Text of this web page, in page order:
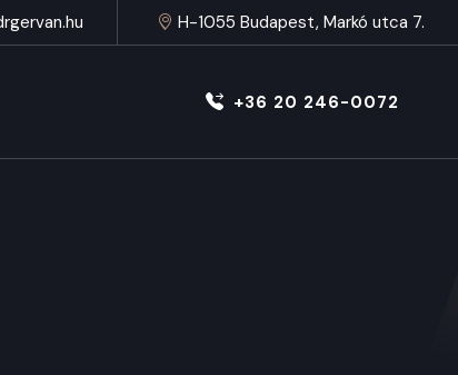
H-1055 Budapest, Markó utca 7.
+36 20 246-0072